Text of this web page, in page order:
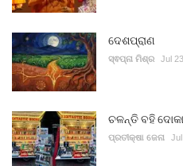
ଦେଶପ୍ରାଣ
ସ୍ଵପ୍ନା ମିଶ୍ର Jul
ଚଳନ୍ତି ବହି
ପ୍ରତୀକ୍ଷା ଜେନା